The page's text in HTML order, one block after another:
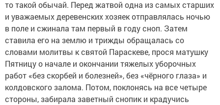
то такой обычай. Перед жатвой одна из самых старших
и уважаемых деревенских хозяек отправлялась ночью
в поле и сжинала там первый в году сноп. Затем
ставила его на землю и трижды обращалась со
словами молитвы к святой Параскеве, прося матушку
Пятницу о начале и окончании тяжелых уборочных
работ «без скорбей и болезней», без «чёрного глаза» и
колдовского залома. Потом, поклонясь на все четыре
стороны, забирала заветный снопик и крадучись